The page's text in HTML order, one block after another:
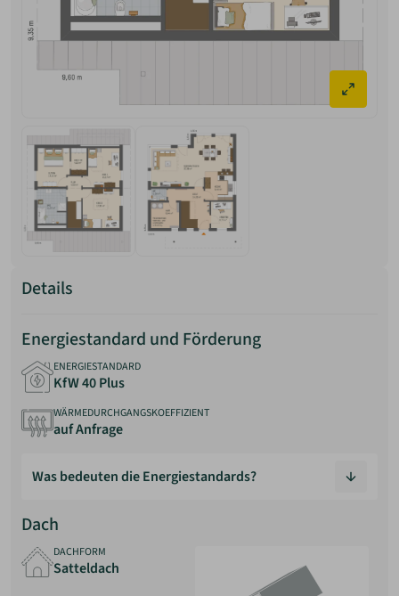
Details
Energiestandard und Förderung
ENERGIESTANDARD
KfW 40 Plus
WÄRMEDURCHGANGSKOEFFIZIENT
auf Anfrage
Was bedeuten die Energiestandards?
Energiestandards beschreiben, wie energieeffizient ein
Gebäude geplant und gebaut ist. Sie geben an, wie viel
Energie ein Haus im Vergleich zu einem gesetzlich
definierten Referenzgebäude benötigt.
Dach
DACHFORM
Satteldach